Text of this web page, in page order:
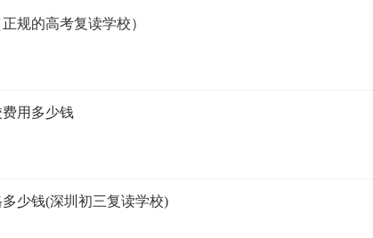
规的高考复读学校）
用多少钱
少钱(深圳初三复读学校)